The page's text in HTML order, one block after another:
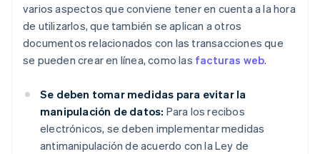
varios aspectos que conviene tener en cuenta a la hora
de utilizarlos, que también se aplican a otros
documentos relacionados con las transacciones que
se pueden crear en línea, como las facturas web.
Se deben tomar medidas para evitar la
manipulación de datos: Para los recibos
electrónicos, se deben implementar medidas
antimanipulación de acuerdo con la Ley de